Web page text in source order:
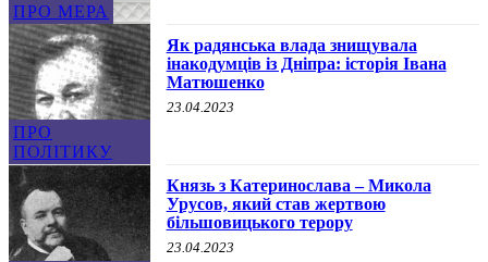
ПРО МЕРА
ПРО
ПОЛІТИКУ
Як радянська влада знищувала
інакодумців із Дніпра: історія Івана
Матюшенко
23.04.2023
Князь з Катеринослава – Микола
Урусов, який став жертвою
більшовицького терору
23.04.2023